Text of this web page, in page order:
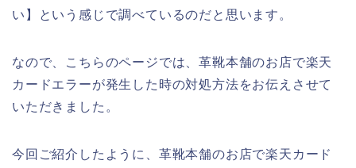
い】という感じで調べているのだと思います。
なので、こちらのページでは、革靴本舗のお店で楽天
カードエラーが発生した時の対処方法をお伝えさせて
いただきました。
今回ご紹介したように、革靴本舗のお店で楽天カード